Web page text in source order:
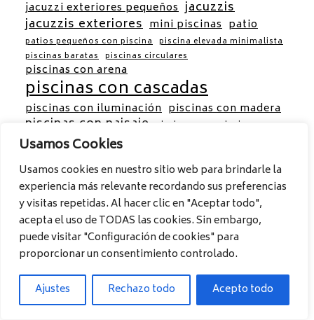
Usamos Cookies
Usamos cookies en nuestro sitio web para brindarle la
experiencia más relevante recordando sus preferencias
y visitas repetidas. Al hacer clic en "Aceptar todo",
acepta el uso de TODAS las cookies. Sin embargo,
puede visitar "Configuración de cookies" para
proporcionar un consentimiento controlado.
Ajustes
Rechazo todo Acepto todo
jacuzzi exteriores pequeños jacuzzis
jacuzzis exteriores mini piscinas patio
patios pequeños con piscina piscina elevada minimalista
piscinas baratas piscinas circulares
piscinas con arena
piscinas con cascadas
piscinas con iluminación piscinas con madera
piscinas con paisaje piscinas con paisajes
piscinas con piso de madera
piscinas de azoteas
piscinas de fibra de vidrio
piscinas de hormigon piscinas de jardin
piscinas de madera
piscinas de piedra
piscinas de vidrio piscinas elevadas modernas
piscinas en azoteas piscinas interiores